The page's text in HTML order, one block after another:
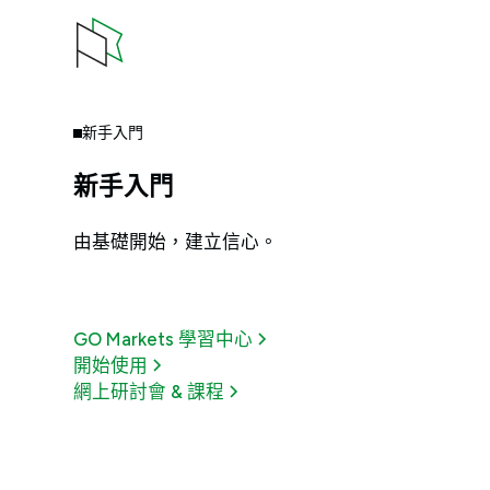
新手入門
新手入門
由基礎開始，建立信心。
GO Markets 學習中心
開始使用
網上研討會 & 課程